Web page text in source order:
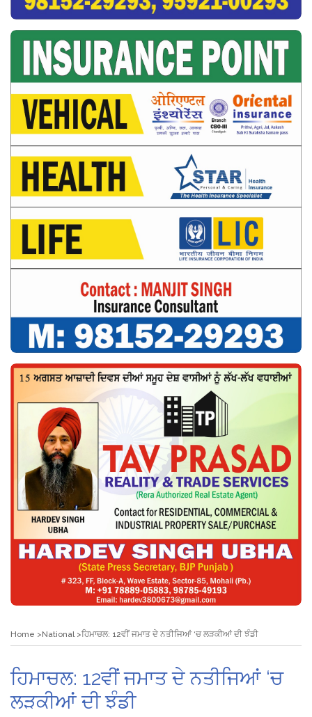
Home National ਹਿਮਾਚਲ: 12ਵੀਂ ਜਮਾਤ ਦੇ ਨਤੀਜਿਆਂ ‘ਚ ਲੜਕੀਆਂ ਦੀ ਝੰਡੀ
ਹਿਮਾਚਲ: 12ਵੀਂ ਜਮਾਤ ਦੇ ਨਤੀਜਿਆਂ ‘ਚ
ਲੜਕੀਆਂ ਦੀ ਝੰਡੀ